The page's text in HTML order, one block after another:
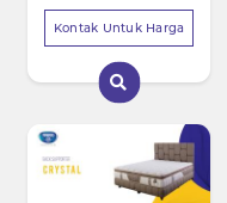
Kontak Untuk Harga